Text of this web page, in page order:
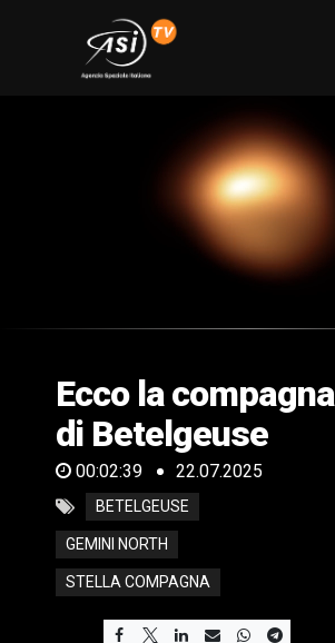
of
39
seconds
Ecco la compagna
di Betelgeuse
00:02:39 22.07.2025
BETELGEUSE
GEMINI NORTH
STELLA COMPAGNA